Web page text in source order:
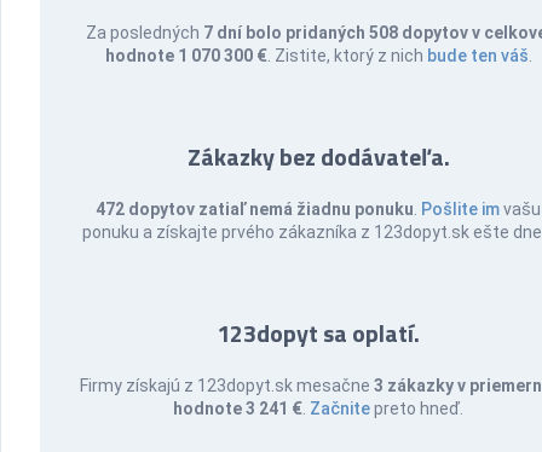
Za posledných 7 dní bolo pridaných 508 dopytov v
hodnote 1 070 300 € . Zistite, ktorý z nich bude ten váš
Zákazky bez dodávateľa.
472 dopytov zatiaľ nemá žiadnu ponuku Pošlite imvašu
ponuku a získajte prvého zákazníka z 123dopyt.sk ešte
123dopyt sa oplatí.
Firmy získajú z 123dopyt.sk mesačne3 zákazky v
hodnote 3 241 € Začnitepreto hneď.